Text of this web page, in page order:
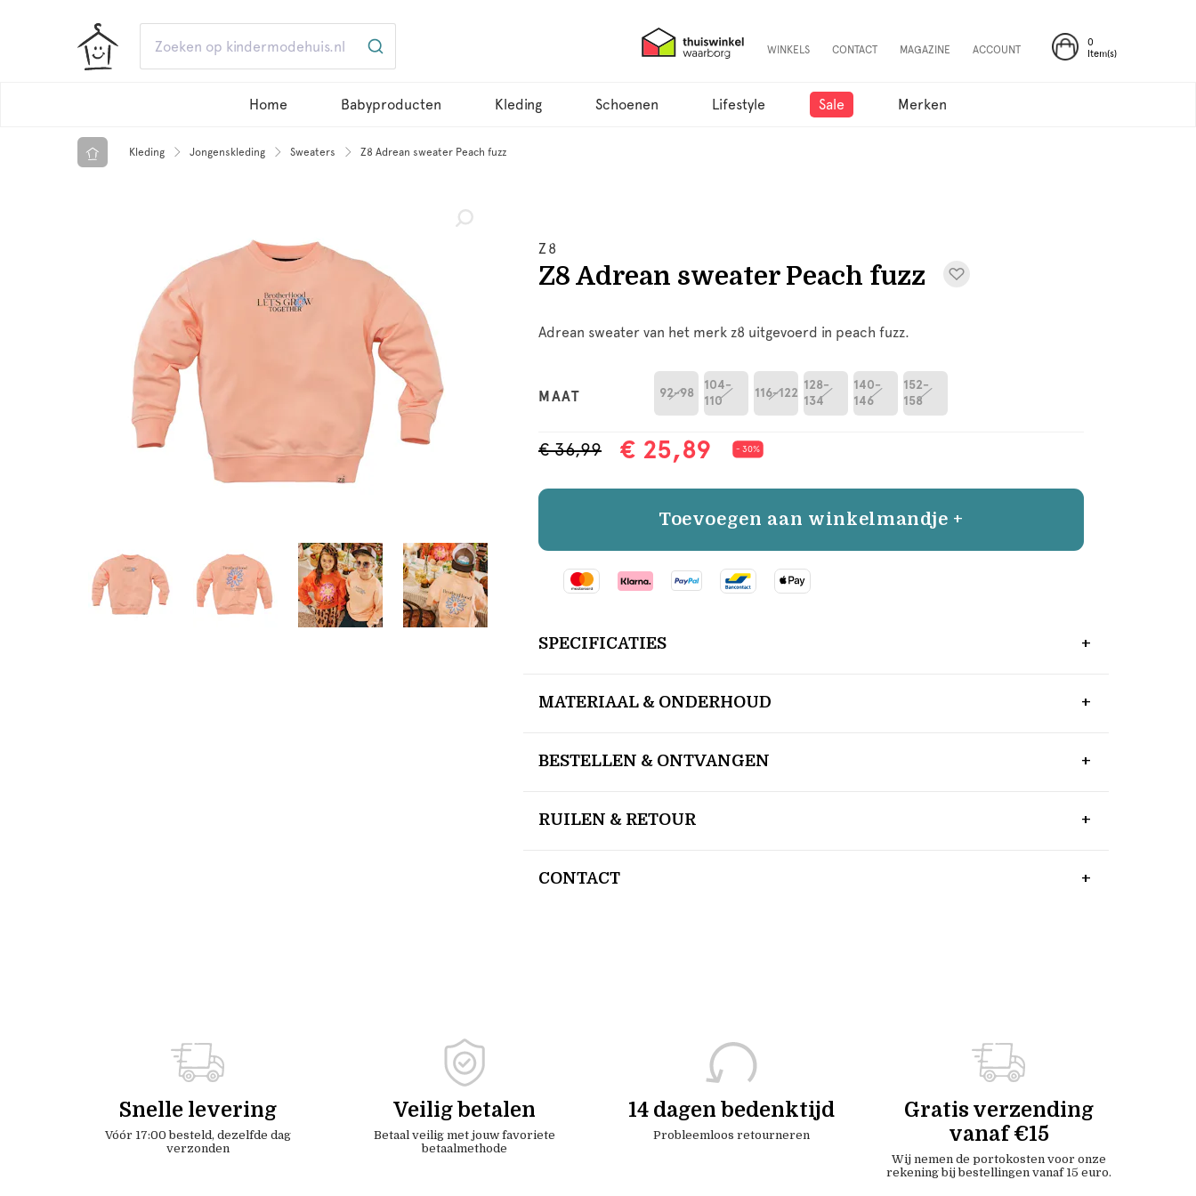
0
Item(s)
WINKELS CONTACT MAGAZINE ACCOUNT
Home Babyproducten Kleding Schoenen Lifestyle Sale Merken
Kleding Jongenskleding Sweaters Z8 Adrean sweater Peach fuzz
Z8
Z8 Adrean sweater Peach fuzz
Adrean sweater van het merk z8 uitgevoerd in peach fuzz.
MAAT 92-98
104-
110
116-122
128-
134
140-
146
152-
158
€ 36,99 € 25,89 - 30%
Toevoegen aan winkelmandje +
SPECIFICATIES
MATERIAAL & ONDERHOUD
BESTELLEN & ONTVANGEN
RUILEN & RETOUR
CONTACT
Snelle levering
Vóór 17:00 besteld, dezelfde dag
verzonden
Veilig betalen
Betaal veilig met jouw favoriete
betaalmethode
14 dagen bedenktijd
Probleemloos retourneren
Gratis verzending
vanaf €15
Wij nemen de portokosten voor onze
rekening bij bestellingen vanaf 15 euro.